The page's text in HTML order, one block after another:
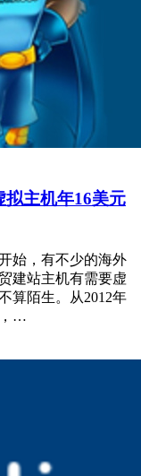
拟主机年16美元
始，有不少的海外
建站主机有需要虚
算陌生。从2012年
，…